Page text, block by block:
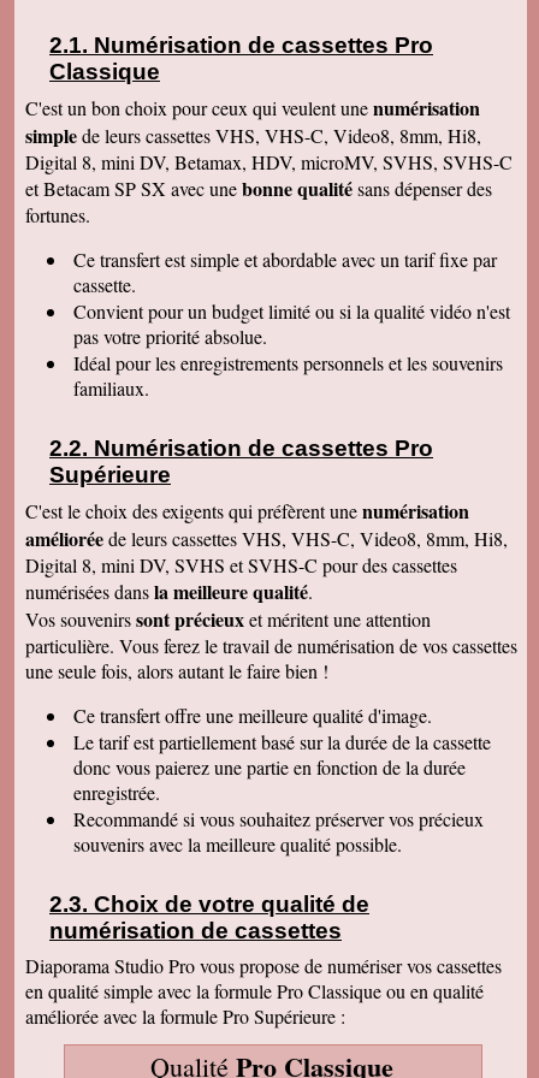
Denise J
Merci pour votre très agréable numérisation sur
facilement. J'ai déménagé en Résidence
autonomie et trouvé quelqu'un pour la lancer sur
l'écran. Mais c'était simple et évident, avec un
peu de courage et de réflexion j'y serai
parvenue. Tout fonctionne, facile d'accès.
Merci. Je garde vos coordonnées. Bien
Bernard G
Pour votre livre d'or : J'ai oublié ou plutôt remis
à plus tard ce que je devais vous écrire après
avoir reçu le disque dur. Pardonnez ma
négligence. Je tiens à vous redire toute ma
satisfaction, pour le travail accompli, mais aussi
vous remercier pour la qualité de votre relation
avec vos clients, ce qui constitue au final une
pour votre entreprise. Bien cordialement
Claudine T
de déballer et de picorer d'une cassette à l'autre.
Merci pour le travail. Nos souvenirs sont sauvés
: une grande joie pour mes enfants et mes
petits enfants. Je vous recommanderais dans
mon entourage pour votre sérieux. Merci
encore.
Aurélie V
Bonjour Sandrine !! J'ai mis du temps pour vous
écrire un commentaire très positif car nous
Merveilleux travail !!! Les films sont super !!
Excellente qualité d'images malgré l'âge des K7
:) Vous êtes une personne de confiance et je
suis heureuse de vous avoir confié les vidéos
de ma Maman décédée !! Je vous recommande
vraiment !! Prenez bien soin de vous !! Au
plaisir
Gislaine P
pas que ça rendrait aussi bien du fait que mes
cassettes sont vieilles plus de 30 ans ! Je vais
parler de vous à ma soeur qui a des cassettes a
copier aussi sur des cd. Bonne journée
Félix F.
J'ai bien reçu votre colis et vous remercie d'
les disquettes et suis pour ma part satisfait , je
Numérisation de cassettes Pro
Classique
C'est un bon choix pour ceux qui veulent unenumérisation
simplede leurs cassettes VHS, VHS-C, Video8, 8mm, Hi8,
Digital 8, mini DV, Betamax, HDV, microMV, SVHS, SVHS-C
et Betacam SP SX avec unebonne qualitésans dépenser des
fortunes.
Ce transfertest simple et abordable avec un tarif fixe par
cassette.
Convient pour un budget limité ou si la qualité vidéo n'est
pas votre priorité absolue.
Idéal pour les enregistrements personnels et les souvenirs
familiaux.
Numérisation de cassettes Pro
Supérieure
C'est le choix des exigents qui préfèrent unenumérisation
amélioréede leurs cassettes VHS, VHS-C, Video8, 8mm, Hi8,
Digital 8, mini DV, SVHS et SVHS-C pour des cassettes
numérisées dansla meilleure qualité.
Vos souvenirssont précieuxet méritent une attention
particulière. Vous ferez le travail de numérisation de vos cassettes
une seule fois, alors autant le faire bien !
Ce transfertoffre une meilleure qualité d'image.
Le tarif est partiellement basé sur la durée de la cassette
donc vous paierez une partie en fonction de la durée
enregistrée.
Recommandé si vous souhaitez préserver vos précieux
souvenirs avec la meilleure qualité possible.
Choix de votre qualité de
numérisation de cassettes
Diaporama Studio Pro vous propose de numériser vos cassettes
en qualité simple avec la formule Pro Classique ou en qualité
améliorée avec la formule Pro Supérieure :
Qualité Pro Classique